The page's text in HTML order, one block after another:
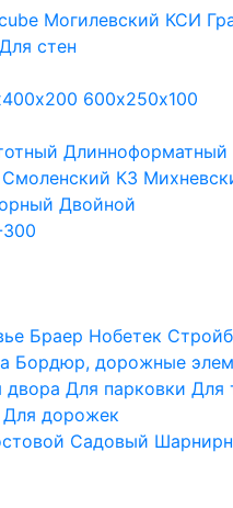
Могилевский КСИ
Для стен
600х250х100
Длинноформатный
Смоленский КЗ
Двойной
Браер Нобетек
Бордюр, дорожные
двора Для парковки Для
Для дорожек
Садовый